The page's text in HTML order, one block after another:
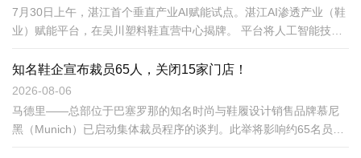
7月30日上午，湛江首个垂直产业AI赋能试点。湛江AI渗透产业（鞋
业）赋能平台，在吴川塑料鞋直营中心揭牌。 平台将人工智能技术
业提供轻量化、普惠型数字服务，推动吴川塑料鞋产业加快数智化
转型。
知名鞋企宣布裁员65人，关闭15家门店！
2026-08-06
马德里——总部位于巴塞罗那的知名时尚与鞋履设计销售品牌慕尼
黑（Munich）已启动集体裁员程序的谈判。此举将影响约65名员